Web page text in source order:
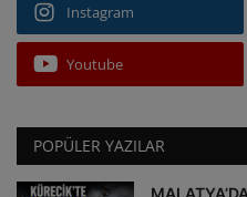
Instagram
Youtube
POPÜLER YAZILAR